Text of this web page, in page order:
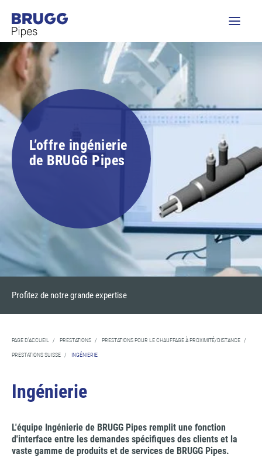
L’offre ingénierie
de BRUGG Pipes
Profitez de notre grande expertise
PAGE D'ACCUEIL / PRESTATIONS / PRESTATIONS POUR LE CHAUFFAGE À PROXIMITÉ/DISTANCE /
PRESTATIONS SUISSE / INGÉNIERIE
Ingénierie
L'équipe Ingénierie de BRUGG Pipes remplit une fonction
d'interface entre les demandes spécifiques des clients et la
vaste gamme de produits et de services de BRUGG Pipes.